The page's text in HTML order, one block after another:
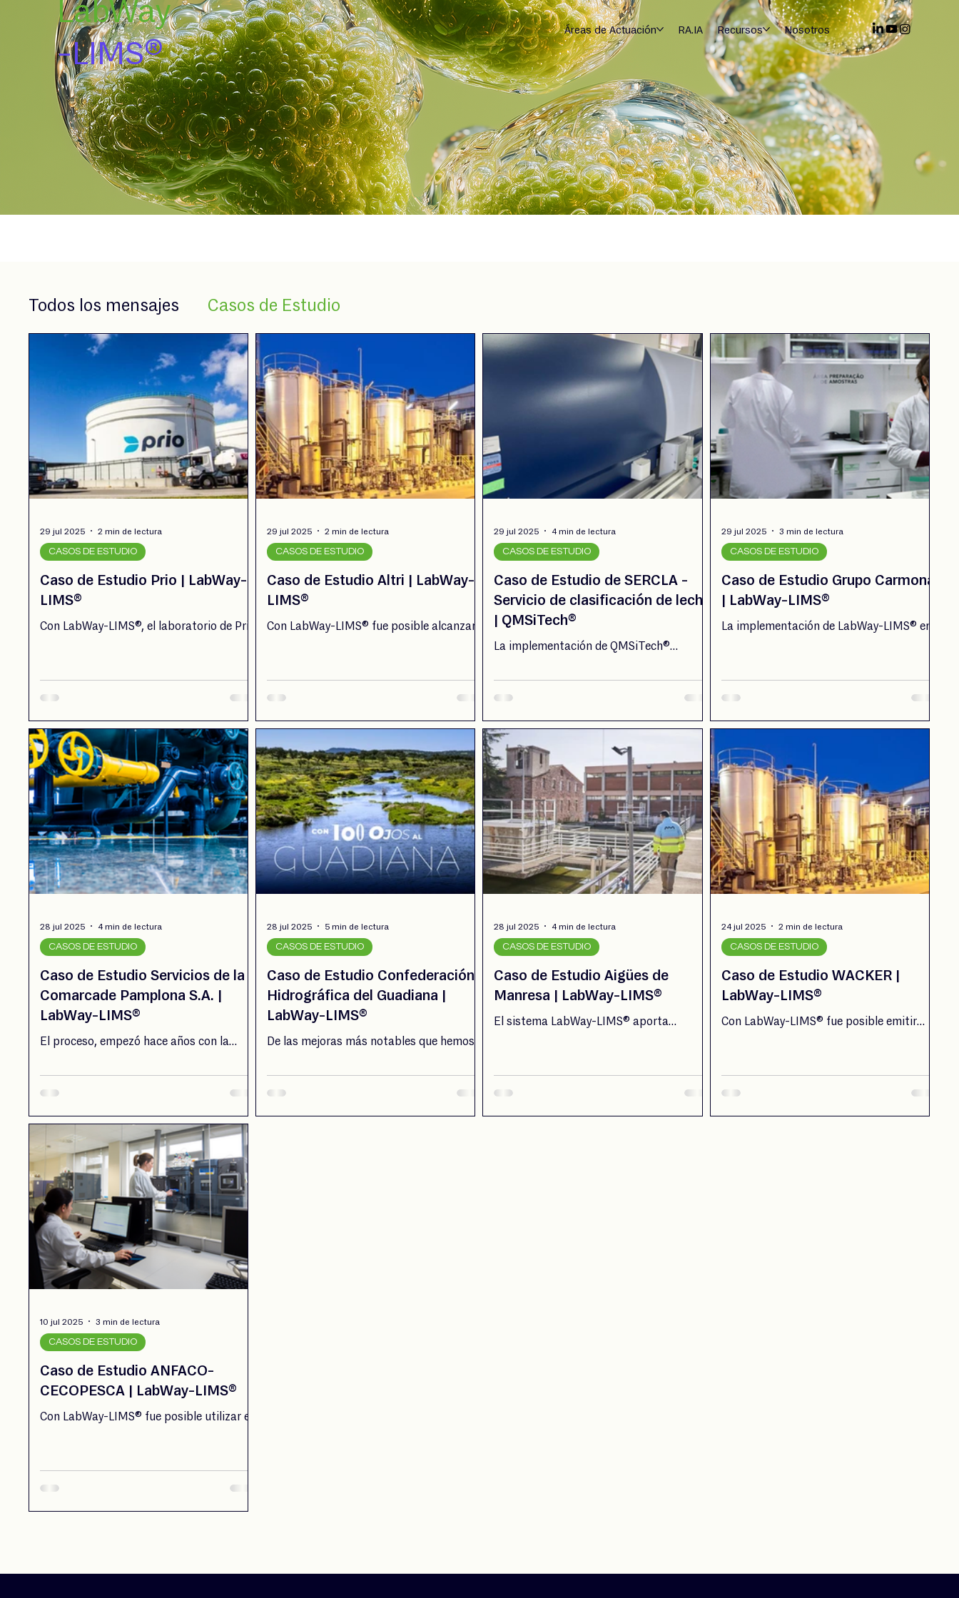
LabWay
-LIMS®
Áreas de Actuación RA.IA Recursos Nosotros
Todos los mensajes Casos de Estudio
Caso de Estudio Prio | LabWay-
LIMS®
Con LabWay-LIMS®, el laboratorio de Prio
los datos en conocimiento para una toma
de decisiones más rápida e informada.
CASOS DE ESTUDIO
29 jul 2025 2 min de lectura
Caso de Estudio Altri | LabWay-
LIMS®
Con LabWay-LIMS® fue posible alcanzar
de datos hasta en un 70%, mejorando la
distribución del trabajo y eliminando
trazabilidad y control.
CASOS DE ESTUDIO
29 jul 2025 2 min de lectura
Caso de Estudio de SERCLA -
Servicio de clasificación de leche
| QMSiTech®
La implementación de QMSiTech®
en la gestión, liberando a los equipos de
tareas rutinarias y permitiéndoles invertir
procesos del laboratorio.
CASOS DE ESTUDIO
29 jul 2025 4 min de lectura
Caso de Estudio Grupo Carmona
| LabWay-LIMS®
La implementación de LabWay-LIMS® en
laboratorio, optimizando el registro de
muestras, la generación de informes y la
rendimiento (KPI's).
CASOS DE ESTUDIO
29 jul 2025 3 min de lectura
Caso de Estudio Servicios de la
Comarcade Pamplona S.A. |
LabWay-LIMS®
El proceso, empezó hace años con la
laboratoriales en LabWay-LIMS® y los
procesos de gestión en QMSiTech®,
flujos de trabajo
CASOS DE ESTUDIO
28 jul 2025 4 min de lectura
Caso de Estudio Confederación
Hidrográfica del Guadiana |
LabWay-LIMS®
De las mejoras más notables que hemos
LabWay-LIMS®, es que en un único
software se puede almacenar toda la
CASOS DE ESTUDIO
28 jul 2025 5 min de lectura
Caso de Estudio Aigües de
Manresa | LabWay-LIMS®
El sistema LabWay-LIMS® aporta
entre otras la sustitución de la libreta de
analista por un puesto de trabajo donde
CASOS DE ESTUDIO
28 jul 2025 4 min de lectura
Caso de Estudio WACKER |
LabWay-LIMS®
Con LabWay-LIMS® fue posible emitir
CASOS DE ESTUDIO
24 jul 2025 2 min de lectura
Caso de Estudio ANFACO-
CECOPESCA | LabWay-LIMS®
Con LabWay-LIMS® fue posible utilizar el
CASOS DE ESTUDIO
10 jul 2025 3 min de lectura